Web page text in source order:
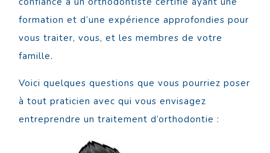
formation et d’une expérience approfondies pour
vous traiter, vous, et les membres de votre
famille.
Voici quelques questions que vous pourriez poser
à tout praticien avec qui vous envisagez
entreprendre un traitement d’orthodontie :